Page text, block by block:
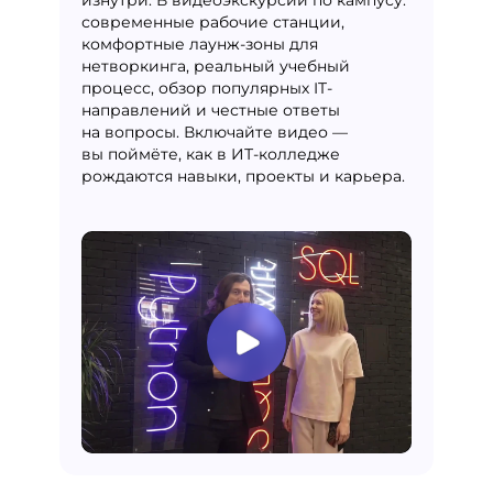
современные рабочие станции,
комфортные лаунж-зоны для
нетворкинга, реальный учебный
процесс, обзор популярных IT-
направлений и честные ответы
на вопросы. Включайте видео —
вы поймёте, как в ИТ-колледже
рождаются навыки, проекты и карьера.